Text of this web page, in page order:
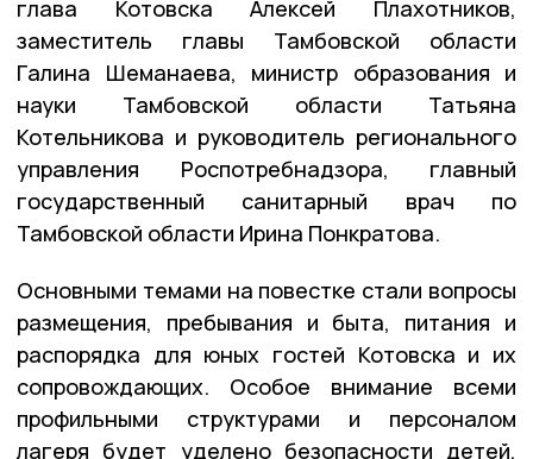
глава Котовска Алексей Плахотников,
заместитель главы Тамбовской области
Галина Шеманаева, министр образования и
науки Тамбовской области Татьяна
Котельникова и руководитель регионального
управления Роспотребнадзора, главный
государственный санитарный врач по
Тамбовской области Ирина Понкратова.
Основными темами на повестке стали вопросы
размещения, пребывания и быта, питания и
распорядка для юных гостей Котовска и их
сопровождающих. Особое внимание всеми
профильными структурами и персоналом
лагеря будет уделено безопасности детей,